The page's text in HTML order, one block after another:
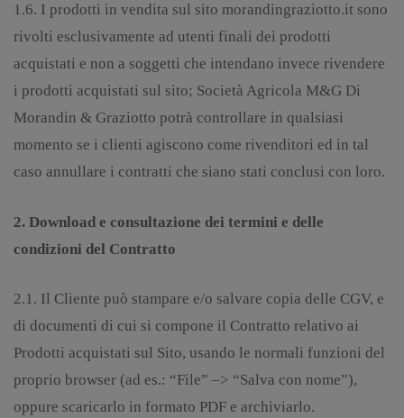
1.6. I prodotti in vendita sul sito morandingraziotto.it sono
rivolti esclusivamente ad utenti finali dei prodotti
acquistati e non a soggetti che intendano invece rivendere
i prodotti acquistati sul sito; Società Agricola M&G Di
Morandin & Graziotto potrà controllare in qualsiasi
momento se i clienti agiscono come rivenditori ed in tal
caso annullare i contratti che siano stati conclusi con loro.
2. Download e consultazione dei termini e delle
condizioni del Contratto
2.1. Il Cliente può stampare e/o salvare copia delle CGV, e
di documenti di cui si compone il Contratto relativo ai
Prodotti acquistati sul Sito, usando le normali funzioni del
proprio browser (ad es.: “File” –> “Salva con nome”),
oppure scaricarlo in formato PDF e archiviarlo.